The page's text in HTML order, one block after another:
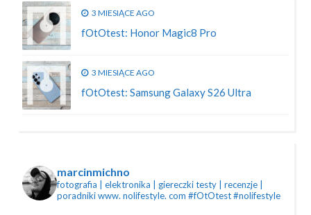
3 MIESIĄCE AGO
fOtOtest: Honor Magic8 Pro
3 MIESIĄCE AGO
fOtOtest: Samsung Galaxy S26 Ultra
marcinmichno
fotografia | elektronika | giereczkitesty | recenzje |
poradnikiwww. nolifestyle. com #fOtOtest #nolifestyle